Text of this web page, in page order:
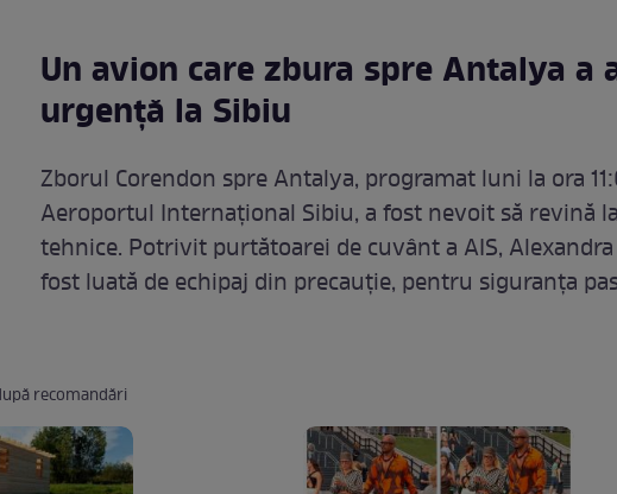
Un avion care zbura spre Antalya a
urgență la Sibiu
Zborul Corendon spre Antalya, programat luni la ora
Aeroportul Internațional Sibiu, a fost nevoit să revină
tehnice. Potrivit purtătoarei de cuvânt a AIS, Alexandra
fost luată de echipaj din precauție, pentru siguranța
recomandări